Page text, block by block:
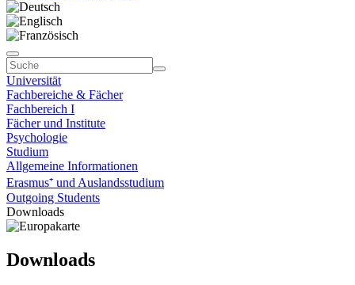
Universität
Fachbereiche & Fächer
Fachbereich I
Fächer und Institute
Psychologie
Studium
Allgemeine Informationen
Erasmus⁺ und Auslandsstudium
Outgoing Students
Downloads
Downloads